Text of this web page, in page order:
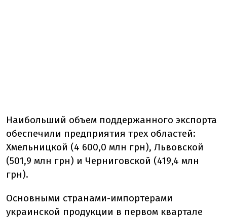
Наибольший объем поддержанного экспорта
обеспечили предприятия трех областей:
Хмельницкой (4 600,0 млн грн), Львовской
(501,9 млн грн) и Черниговской (419,4 млн
грн).
Основными странами-импортерами
украинской продукции в первом квартале